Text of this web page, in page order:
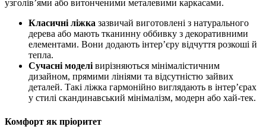
узголів’ями або витонченими металевими каркасами.
Класичні ліжка зазвичай виготовлені з натурального
дерева або мають тканинну оббивку з декоративними
елементами. Вони додають інтер’єру відчуття розкоші й
тепла.
Сучасні моделівирізняються мінімалістичним
дизайном, прямими лініями та відсутністю зайвих
деталей. Такі ліжка гармонійно виглядають в інтер’єрах
у стилі скандинавський мінімалізм, модерн або хай-тек.
Комфорт як пріоритет